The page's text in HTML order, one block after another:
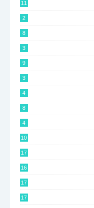
11
2
8
3
9
3
4
8
4
10
17
16
17
17